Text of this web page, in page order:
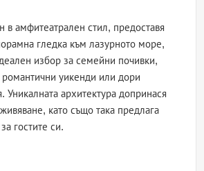
в амфитеатрален стил, предоставя
гледка към лазурното море,
избор за семейни почивки,
романтични уикенди или дори
Уникалната архитектура допринася
като също така предлага
гостите си.